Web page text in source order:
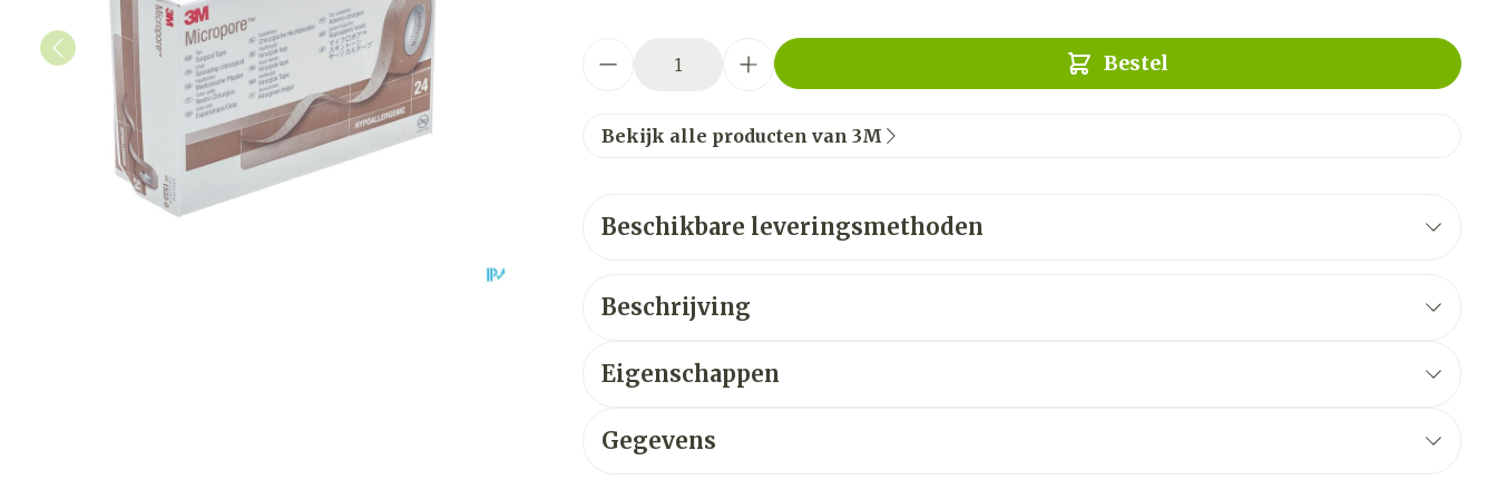
Bestel
Bekijk alle producten van 3M
Beschikbare leveringsmethoden
Beschrijving
Eigenschappen
Gegevens